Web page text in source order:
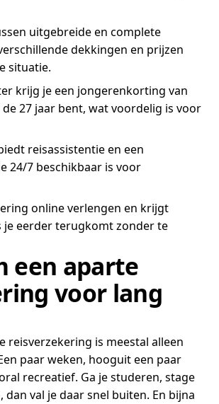
uitgebreide en complete
dekkingen en prijzen
situatie.
krijg je een jongerenkorting van
de 27 jaar bent, wat voordelig is voor
reisassistentie en een
24/7 beschikbaar is voor
online verlengen en krijgt
je eerder terugkomt zonder te
een aparte
voor lang
reisverzekering is meestal alleen
paar weken, hooguit een paar
recreatief. Ga je studeren, stage
val je daar snel buiten. En bijna